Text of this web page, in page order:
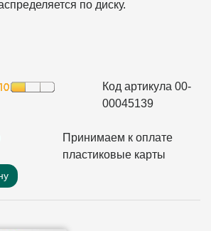
по диску.
Код артикула 00-
00045139
Принимаем к оплате
пластиковые карты